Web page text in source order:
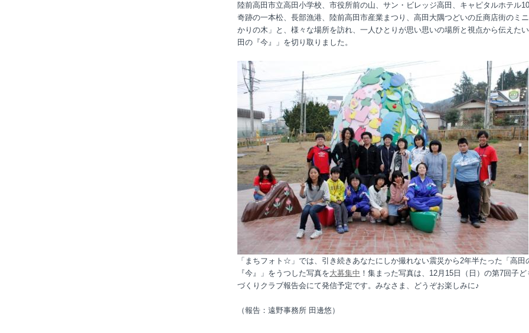
陸前高田市立高田小学校、市役所前の山、サン・ビレッジ高田、キャピタルホテル
奇跡の一本松、長部漁港、陸前高田市産業まつり、高田大隅つどいの丘商店街のミ
かりの木」と、様々な場所を訪れ、一人ひとりが思い思いの場所と視点から伝えた
田の『今』」を切り取りました。
「まちフォト☆」では、引き続きあなたにしか撮れない震災から2年半たった「高田
『今』」をうつした写真を大募集中 ！集まった写真は、12月15日（日）の第7回子ど
づくりクラブ報告会にて発信予定です。みなさま、どうぞお楽しみに♪
（報告：遠野事務所 田邊悠）